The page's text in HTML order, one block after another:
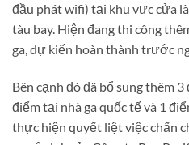
đầu phát wifi) tại khu vực cửa
tàu bay. Hiện đang thi công
ga, dự kiến hoàn thành trước
Bên cạnh đó đã bổ sung thêm
điểm tại nhà ga quốc tế và 1
thực hiện quyết liệt việc chấn